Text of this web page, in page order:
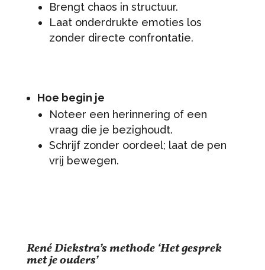
Brengt chaos in structuur.
Laat onderdrukte emoties los
zonder directe confrontatie.
Hoe begin je
Noteer een herinnering of een
vraag die je bezighoudt.
Schrijf zonder oordeel; laat de pen
vrij bewegen.
René Diekstra’s methode ‘Het gesprek
met je ouders’